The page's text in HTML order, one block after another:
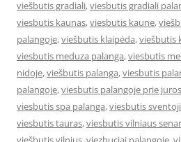
viešbutis gradiali,viesbutis gradiali
viesbutis kaunas,viesbutis kaune,
palangoje,viešbutis klaipėda,viešbutis
viesbutis meduza palanga,viesbutis
nidoje,viešbutis palanga,viesbutis
palangoje,viesbutis palangoje prie juros
viesbutis spa palanga,viesbutis sventoji
viesbutis tauras,viesbutis vilniaus